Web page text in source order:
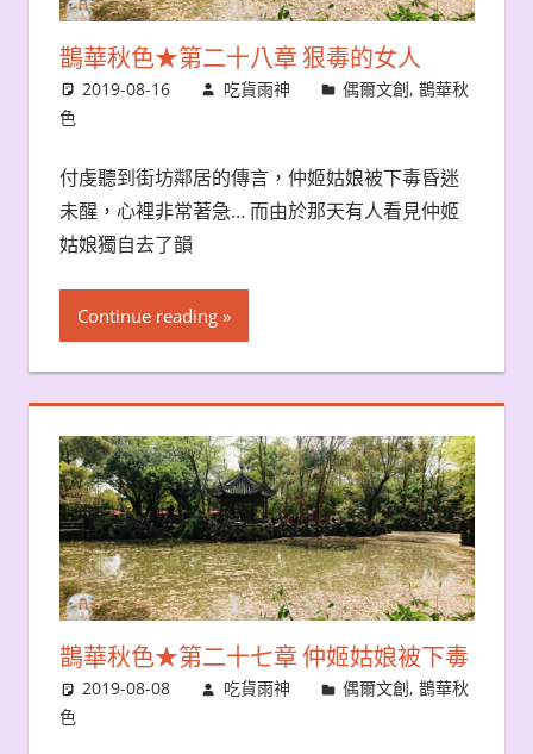
鵲華秋色★第二十八章 狠毒的女人
2019-08-16 吃貨雨神 偶爾文創,鵲華秋
色
付虔聽到街坊鄰居的傳言，仲姬姑娘被下毒昏迷
未醒，心裡非常著急… 而由於那天有人看見仲姬
姑娘獨自去了韻
Continue reading
鵲華秋色★第二十七章 仲姬姑娘被下毒
2019-08-08 吃貨雨神 偶爾文創,鵲華秋
色